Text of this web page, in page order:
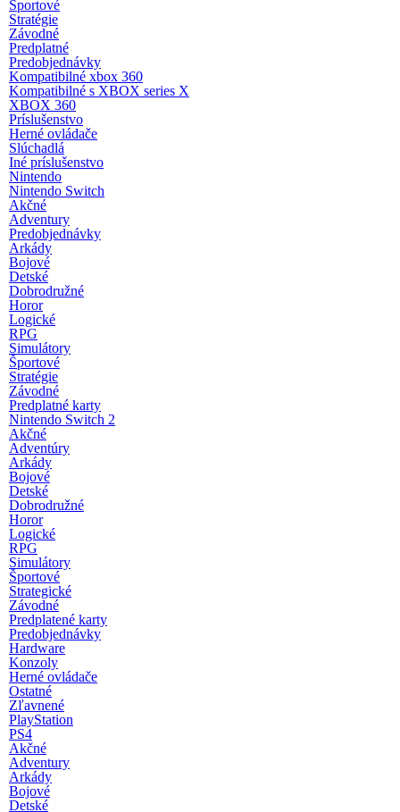
Športové
Stratégie
Závodné
Predplatné
Predobjednávky
Kompatibilné xbox 360
Kompatibilné s XBOX series X
XBOX 360
Príslušenstvo
Herné ovládače
Slúchadlá
Iné príslušenstvo
Nintendo
Nintendo Switch
Akčné
Adventury
Predobjednávky
Arkády
Bojové
Detské
Dobrodružné
Horor
Logické
RPG
Simulátory
Športové
Stratégie
Závodné
Predplatné karty
Nintendo Switch 2
Akčné
Adventúry
Arkády
Bojové
Detské
Dobrodružné
Horor
Logické
RPG
Simulátory
Športové
Strategické
Závodné
Predplatené karty
Predobjednávky
Hardware
Konzoly
Herné ovládače
Ostatné
Zľavnené
PlayStation
PS4
Akčné
Adventury
Arkády
Bojové
Detské